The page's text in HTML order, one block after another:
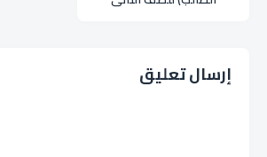
إرسال تعليق